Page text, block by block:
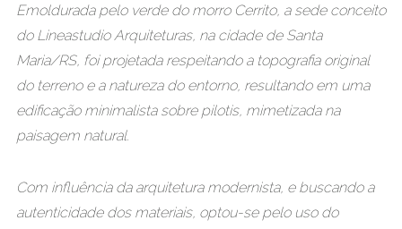
Emoldurada pelo verde do morro Cerrito, a sede conceito
do Lineastudio Arquiteturas, na cidade de Santa
Maria/RS, foi projetada respeitando a topografia original
do terreno e a natureza do entorno, resultando em uma
edificação minimalista sobre pilotis, mimetizada na
paisagem natural.
Com influência da arquitetura modernista, e buscando a
autenticidade dos materiais, optou-se pelo uso do